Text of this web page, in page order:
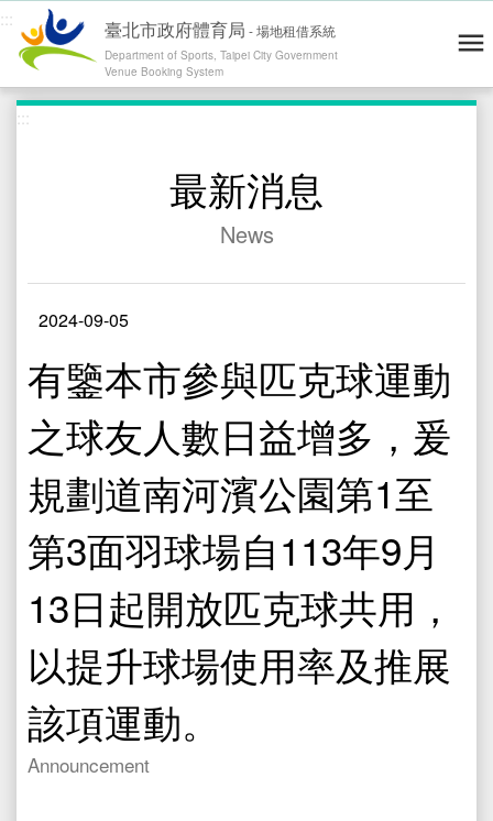
::: 臺北市政府體育局 -場地租借系統
Department of Sports, Taipei City Government
Venue Booking System
跳到主要內容
Log in / Register
零租場地 Rental
最新消息 News
精彩賽事 Highlights
退費通報 Report
修繕通報 Report
文件專區 Documents
運動中心 Sport Center
水域活動登記 Registration
:::
最新消息
News
2024-09-05
有鑒本市參與匹克球運動
之球友人數日益增多，爰
規劃道南河濱公園第1至
第3面羽球場自113年9月
13日起開放匹克球共用，
以提升球場使用率及推展
該項運動。
Announcement